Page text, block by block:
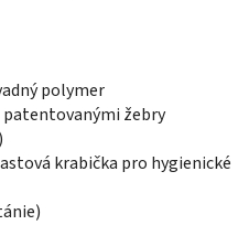
polymer
patentovanými žebry
krabička pro hygienické